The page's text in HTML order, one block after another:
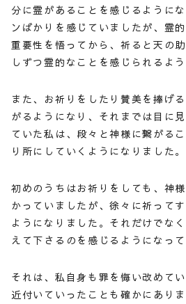
分に霊があることを感じるように
ンばかりを感じていましたが、霊
重要性を悟ってから、祈ると天の
しずつ霊的なことを感じられるよ
また、お祈りをしたり賛美を捧げ
がるようになり、それまでは目に
ていた私は、段々と神様に繋がる
り所にしていくようになりました。
初めのうちはお祈りをしても、神
かっていましたが、徐々に祈って
ようになりました。それだけでな
えて下さるのを感じるようになって
それは、私自身も罪を悔い改めて
近付いていったことも確かにあり